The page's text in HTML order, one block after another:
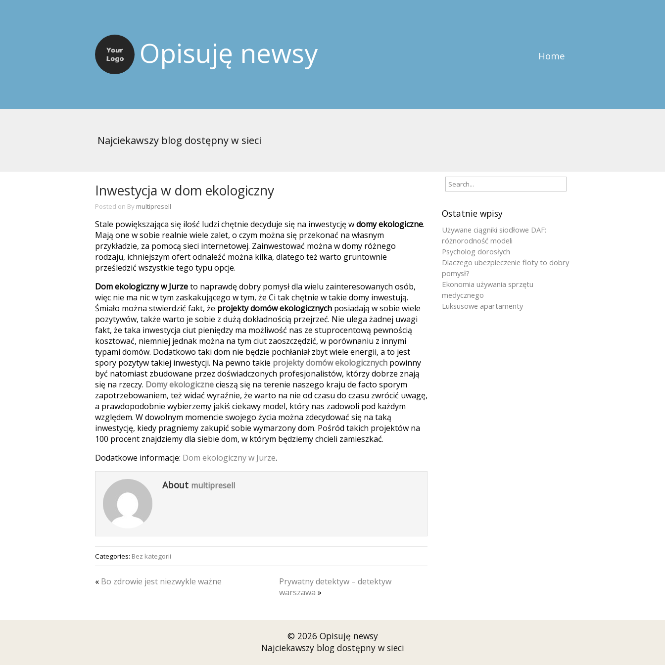
Opisuję newsy Home
Najciekawszy blog dostępny w sieci
Inwestycja w dom ekologiczny
Posted on By multipresell
Stale powiększająca się ilość ludzi chętnie decyduje się na inwestycję wdomy ekologiczne.
Mają one w sobie realnie wiele zalet, o czym można się przekonać na własnym
przykładzie, za pomocą sieci internetowej. Zainwestować można w domy różnego
rodzaju, ichniejszym ofert odnaleźć można kilka, dlatego też warto gruntownie
prześledzić wszystkie tego typu opcje.
Dom ekologiczny w Jurzeto naprawdę dobry pomysł dla wielu zainteresowanych osób,
więc nie ma nic w tym zaskakującego w tym, że Ci tak chętnie w takie domy inwestują.
Śmiało można stwierdzić fakt, że projekty domów ekologicznych posiadają w sobie wiele
pozytywów, także warto je sobie z dużą dokładnością przejrzeć. Nie ulega żadnej uwagi
fakt, że taka inwestycja ciut pieniędzy ma możliwość nas ze stuprocentową pewnością
kosztować, niemniej jednak można na tym ciut zaoszczędzić, w porównaniu z innymi
typami domów. Dodatkowo taki dom nie będzie pochłaniał zbyt wiele energii, a to jest
spory pozytyw takiej inwestycji. Na pewno takie projekty domów ekologicznych powinny
być natomiast zbudowane przez doświadczonych profesjonalistów, którzy dobrze znają
się na rzeczy. Domy ekologicznecieszą się na terenie naszego kraju de facto sporym
zapotrzebowaniem, też widać wyraźnie, że warto na nie od czasu do czasu zwrócić uwagę,
a prawdopodobnie wybierzemy jakiś ciekawy model, który nas zadowoli pod każdym
względem. W dowolnym momencie swojego życia można zdecydować się na taką
inwestycję, kiedy pragniemy zakupić sobie wymarzony dom. Pośród takich projektów na
100 procent znajdziemy dla siebie dom, w którym będziemy chcieli zamieszkać.
Dodatkowe informacje: Dom ekologiczny w Jurze.
About multipresell
Categories: Bez kategorii
« Bo zdrowie jest niezwykle ważne
Prywatny detektyw – detektyw
warszawa »
Ostatnie wpisy
Używane ciągniki siodłowe DAF:
różnorodność modeli
Psycholog dorosłych
Dlaczego ubezpieczenie floty to dobry
pomysł?
Ekonomia używania sprzętu
medycznego
Luksusowe apartamenty
© 2026 Opisuję newsy
Najciekawszy blog dostępny w sieci